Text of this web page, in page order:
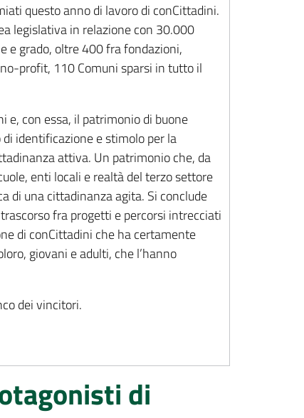
questo anno di lavoro di conCittadini.
legislativa in relazione con 30.000
e grado, oltre 400 fra fondazioni,
profit, 110 Comuni sparsi in tutto il
e, con essa, il patrimonio di buone
identificazione e stimolo per la
attiva. Un patrimonio che, da
enti locali e realtà del terzo settore
di una cittadinanza agita. Si conclude
fra progetti e percorsi intrecciati
di conCittadini che ha certamente
giovani e adulti, che l’hanno
dei vincitori.
di